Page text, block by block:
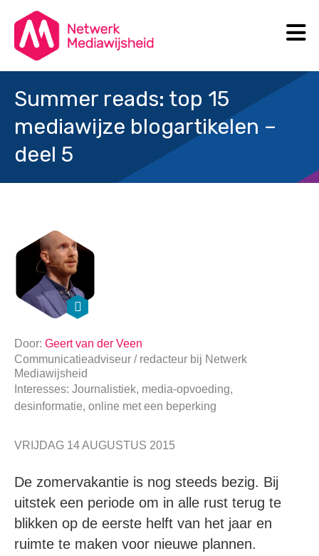
Summer reads: top 15
mediawijze blogartikelen –
deel 5
Door: Geert van der Veen
Communicatieadviseur / redacteur bij Netwerk
Mediawijsheid
Interesses: Journalistiek, media-opvoeding,
desinformatie, online met een beperking
VRIJDAG 14 AUGUSTUS 2015
De zomervakantie is nog steeds bezig. Bij
uitstek een periode om in alle rust terug te
blikken op de eerste helft van het jaar en
ruimte te maken voor nieuwe plannen.